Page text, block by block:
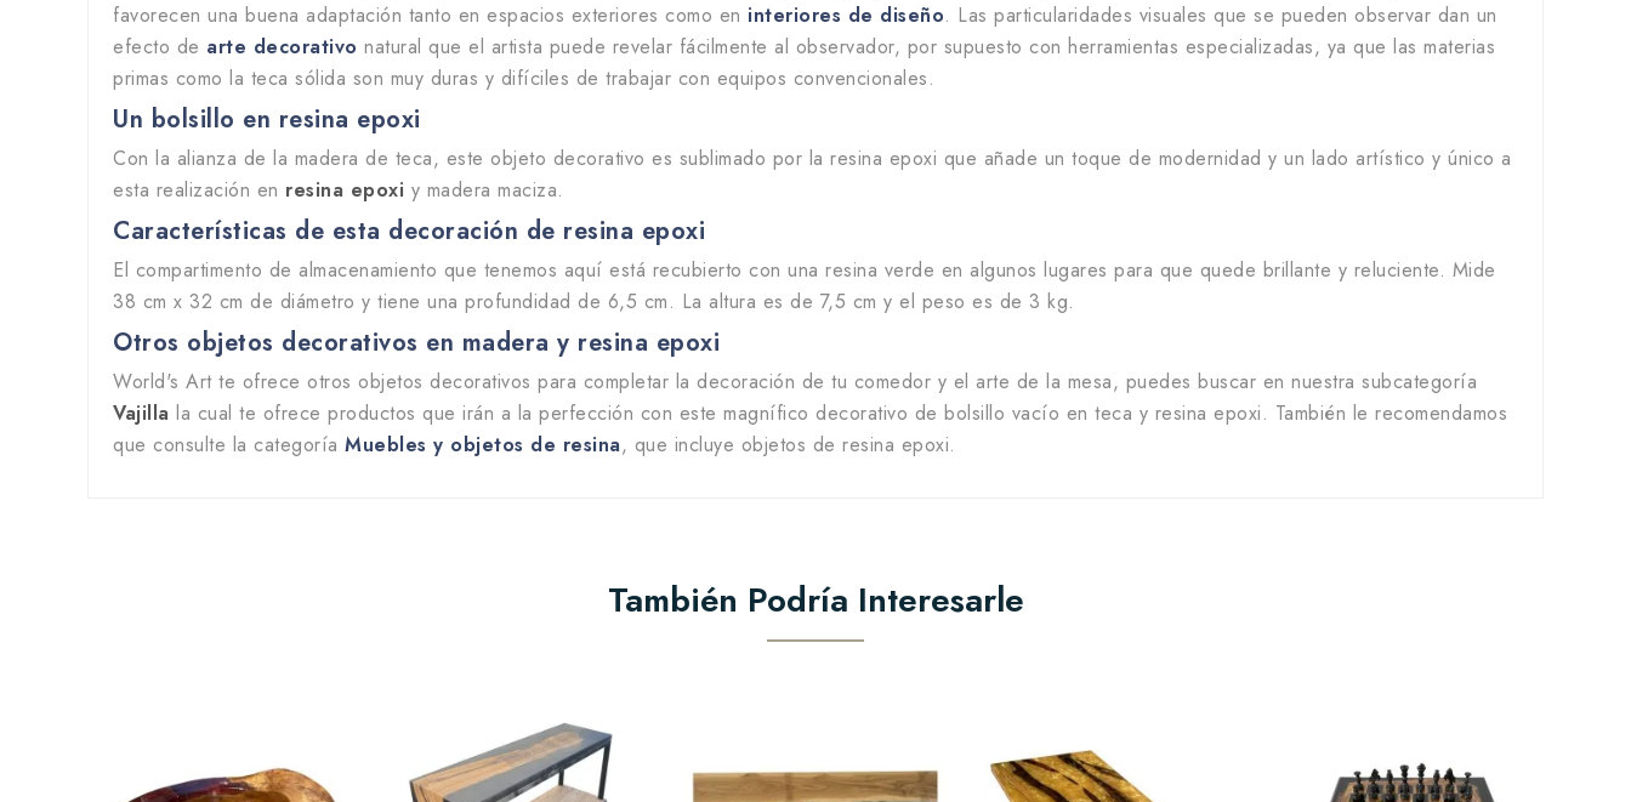
favorecen una buena adaptación tanto en espacios exteriores como en interiores de diseño. Las particularidades visuales que se pueden observar dan un
efecto de arte decorativo natural que el artista puede revelar fácilmente al observador, por supuesto con herramientas especializadas, ya que las materias
primas como la teca sólida son muy duras y difíciles de trabajar con equipos convencionales.
Un bolsillo en resina epoxi
Con la alianza de la madera de teca, este objeto decorativo es sublimado por la resina epoxi que añade un toque de modernidad y un lado artístico y único a
esta realización en resina epoxi y madera maciza.
Características de esta decoración de resina epoxi
El compartimento de almacenamiento que tenemos aquí está recubierto con una resina verde en algunos lugares para que quede brillante y reluciente. Mide
38 cm x 32 cm de diámetro y tiene una profundidad de 6,5 cm. La altura es de 7,5 cm y el peso es de 3 kg.
Otros objetos decorativos en madera y resina epoxi
World's Art te ofrece otros objetos decorativos para completar la decoración de tu comedor y el arte de la mesa, puedes buscar en nuestra subcategoría
Vajilla la cual te ofrece productos que irán a la perfección con este magnífico decorativo de bolsillo vacío en teca y resina epoxi. También le recomendamos
que consulte la categoría Muebles y objetos de resina, que incluye objetos de resina epoxi.
También Podría Interesarle